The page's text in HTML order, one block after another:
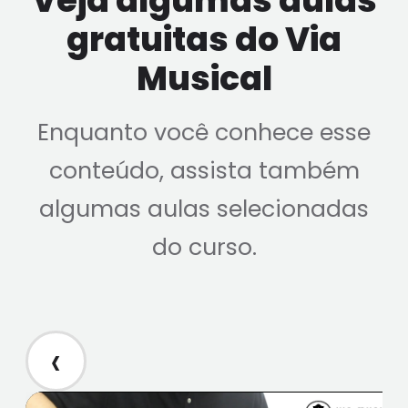
gratuitas do Via
Musical
Enquanto você conhece esse
conteúdo, assista também
algumas aulas selecionadas
do curso.
‹